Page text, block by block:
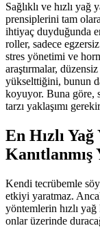
Sağlıklı ve hızlı yağ
prensiplerini tam
ihtiyaç duyduğunda
roller, sadece
stres yönetimi ve
araştırmalar,
yükselttiğini, bunun
koyuyor. Buna göre,
tarzı yaklaşımı
En Hızlı
Kanıtlanmış
Kendi tecrübemle
etkiyi yaratmaz.
yöntemlerin hızlı yağ
onlar üzerinde